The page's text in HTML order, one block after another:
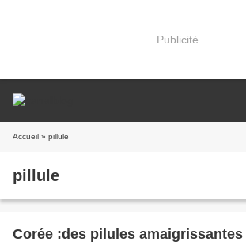
Publicité
Accueil » pillule
pillule
Corée :des pilules